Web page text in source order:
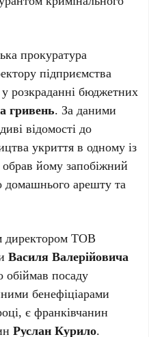
прокуратура
підприємства
розкраданні бюджетних
гривень. За даними
відомості до
укриття в одному із
обрав йому запобіжний
домашнього арешту та
директором ТОВ
Василя Валерійовича
обіймав посаду
бенефіціарами
є франківчанин
Руслан Курило.